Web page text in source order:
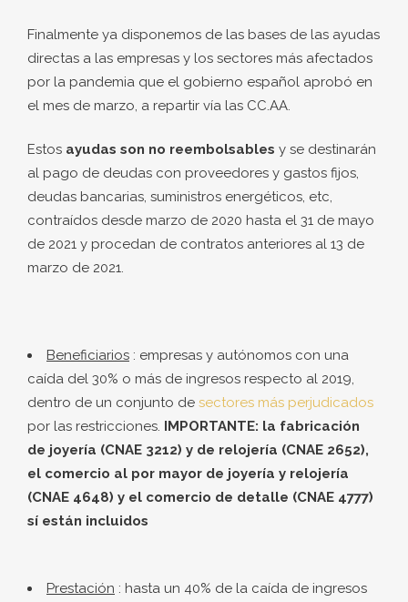
Finalmente ya disponemos de las bases de las ayudas
directas a las empresas y los sectores más afectados
por la pandemia que el gobierno español aprobó en
el mes de marzo, a repartir vía las CC.AA.
Estos ayudas son no reembolsables y se destinarán
al pago de deudas con proveedores y gastos fijos,
deudas bancarias, suministros energéticos, etc,
contraídos desde marzo de 2020 hasta el 31 de mayo
de 2021 y procedan de contratos anteriores al 13 de
marzo de 2021.
Beneficiarios : empresas y autónomos con una
caída del 30% o más de ingresos respecto al 2019,
dentro de un conjunto de sectores más perjudicados
por las restricciones. IMPORTANTE: la fabricación
de joyería (CNAE 3212) y de relojería (CNAE 2652),
el comercio al por mayor de joyería y relojería
(CNAE 4648) y el comercio de detalle (CNAE 4777)
sí están incluidos
Prestación : hasta un 40% de la caída de ingresos